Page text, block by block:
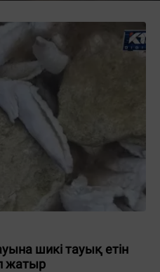
шикі тауық етін
жатыр